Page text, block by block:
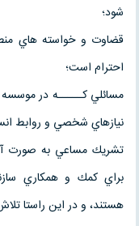
شود؛
قضاوت و خواسته هاي
احترام است؛
مسائلي كـــــه در
نيازهاي شخصي و روابط
تشريك مساعي به صورت
براي كمك و همكاري
هستند، و در اين راستا